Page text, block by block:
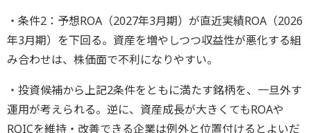
・条件2：予想ROA（2027年3月期）が直近実績ROA（2026
年3月期）を下回る。資産を増やしつつ収益性が悪化する組
み合わせは、株価面で不利になりやすい。
・投資候補から上記2条件をともに満たす銘柄を、一旦外す
運用が考えられる。逆に、資産成長が大きくてもROAや
ROICを維持・改善できる企業は例外と位置付けるとよいだ